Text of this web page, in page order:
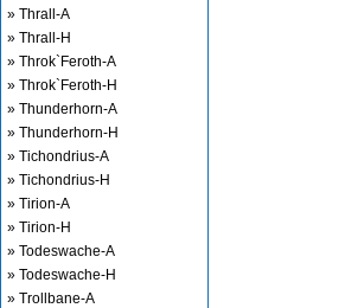
» Thrall-A
» Thrall-H
» Throk`Feroth-A
» Throk`Feroth-H
» Thunderhorn-A
» Thunderhorn-H
» Tichondrius-A
» Tichondrius-H
» Tirion-A
» Tirion-H
» Todeswache-A
» Todeswache-H
» Trollbane-A